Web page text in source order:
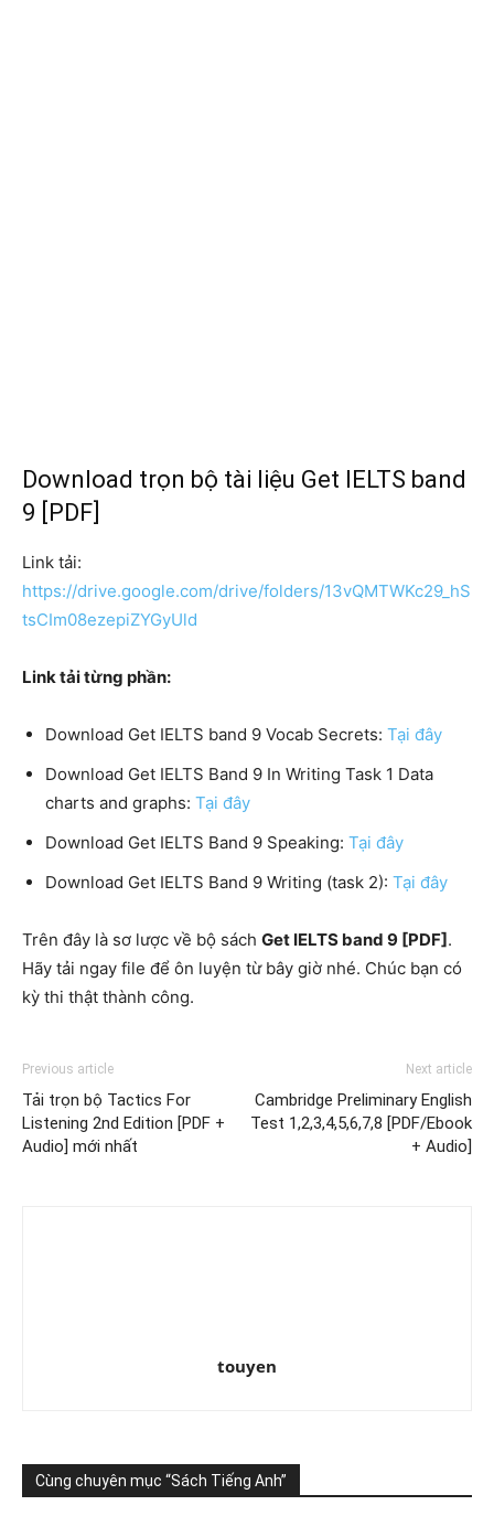
Download trọn bộ tài liệu Get IELTS band
9 [PDF]
Link tải:
https://drive.google.com/drive/folders/13vQMTWKc29_hS
tsCIm08ezepiZYGyUld
Link tải từng phần:
Download Get IELTS band 9 Vocab Secrets: Tại đây
Download Get IELTS Band 9 In Writing Task 1 Data
charts and graphs: Tại đây
Download Get IELTS Band 9 Speaking: Tại đây
Download Get IELTS Band 9 Writing (task 2): Tại đây
Trên đây là sơ lược về bộ sách Get IELTS band 9 [PDF].
Hãy tải ngay file để ôn luyện từ bây giờ nhé. Chúc bạn có
kỳ thi thật thành công.
Previous article
Tải trọn bộ Tactics For
Listening 2nd Edition [PDF +
Audio] mới nhất
Next article
Cambridge Preliminary English
Test 1,2,3,4,5,6,7,8 [PDF/Ebook
+ Audio]
touyen
Cùng chuyên mục “Sách Tiếng Anh”